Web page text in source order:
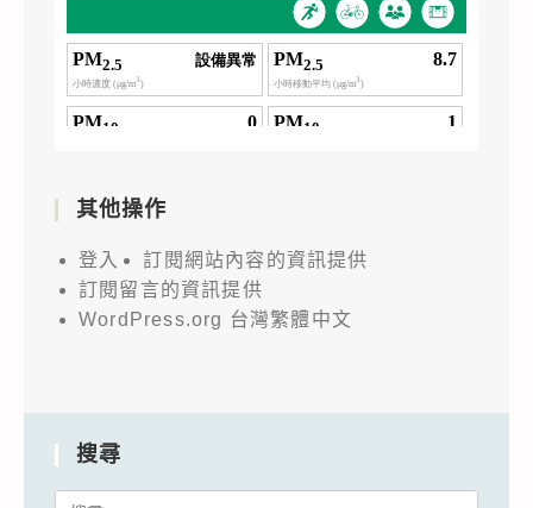
其他操作
登入
訂閱網站內容的資訊提供
訂閱留言的資訊提供
WordPress.org 台灣繁體中文
搜尋